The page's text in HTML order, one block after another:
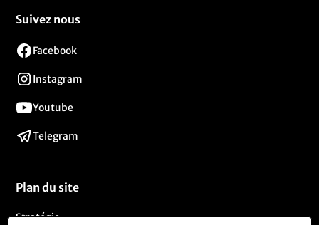
Suivez nous
Facebook
Instagram
Youtube
Telegram
Plan du site
Stratégie